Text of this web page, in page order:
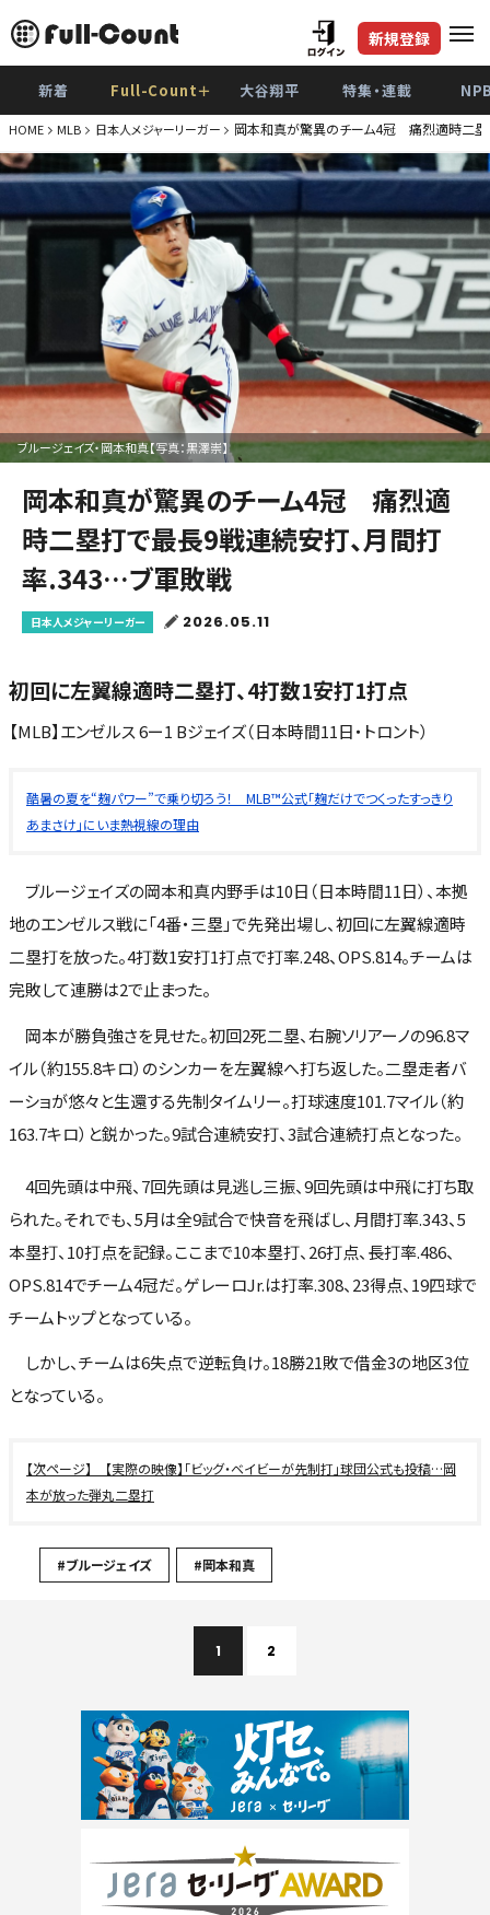
新規登録
新着 Full-Count＋ 大谷翔平 特集・連載
HOME MLB 日本人メジャーリーガー 岡本和真が驚異のチーム4冠 痛烈適時二
ブルージェイズ・岡本和真【写真：黒澤崇】
岡本和真が驚異のチーム4冠 痛烈適
時二塁打で最長9戦連続安打、月間打
率.343…ブ軍敗戦
日本人メジャーリーガー 2026.05.11
初回に左翼線適時二塁打、4打数1安打1打点
【MLB】エンゼルス 6ー1 Bジェイズ（日本時間11日・トロント）
酷暑の夏を“麹パワー”で乗り切ろう！ MLB™公式「麹だけでつくったすっきり
あまさけ」にいま熱視線の理由
ブルージェイズの岡本和真内野手は10日（日本時間11日）、本拠
地のエンゼルス戦に「4番・三塁」で先発出場し、初回に左翼線適時
二塁打を放った。4打数1安打1打点で打率.248、OPS.814。チームは
完敗して連勝は2で止まった。
岡本が勝負強さを見せた。初回2死二塁、右腕ソリアーノの96.8マ
イル（約155.8キロ）のシンカーを左翼線へ打ち返した。二塁走者バ
ーショが悠々と生還する先制タイムリー。打球速度101.7マイル（約
163.7キロ）と鋭かった。9試合連続安打、3試合連続打点となった。
4回先頭は中飛、7回先頭は見逃し三振、9回先頭は中飛に打ち取
られた。それでも、5月は全9試合で快音を飛ばし、月間打率.343、5
本塁打、10打点を記録。ここまで10本塁打、26打点、長打率.486、
OPS.814でチーム4冠だ。ゲレーロJr.は打率.308、23得点、19四球で
チームトップとなっている。
しかし、チームは6失点で逆転負け。18勝21敗で借金3の地区3位
となっている。
【実際の映像】「ビッグ・ベイビーが先制打」球団公式も投稿…岡
本が放った弾丸二塁打
#ブルージェイズ #岡本和真
1 2